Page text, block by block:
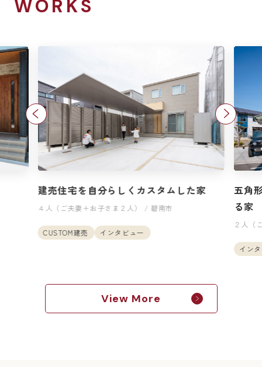
WORKS
五角形の変形地に建つ、ドッグランのあ
る家
２人（ご夫妻）＋犬 / 高浜市
結婚
２人（
View More